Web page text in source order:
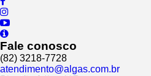
Fale conosco
(82) 3218-7728
atendimento@algas.com.br